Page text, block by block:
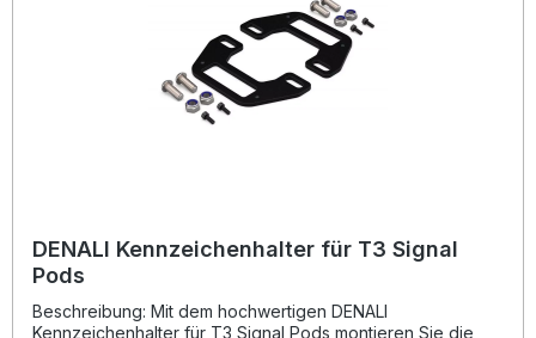
Befestigungshalter aus Stahl 1x Befestigungsset
(Schrauben, Muttern, Unterlegscheiben)
DENALI Kennzeichenhalter für T3 Signal
Pods
Beschreibung: Mit dem hochwertigen DENALI
Kennzeichenhalter für T3 Signal Pods montieren Sie die